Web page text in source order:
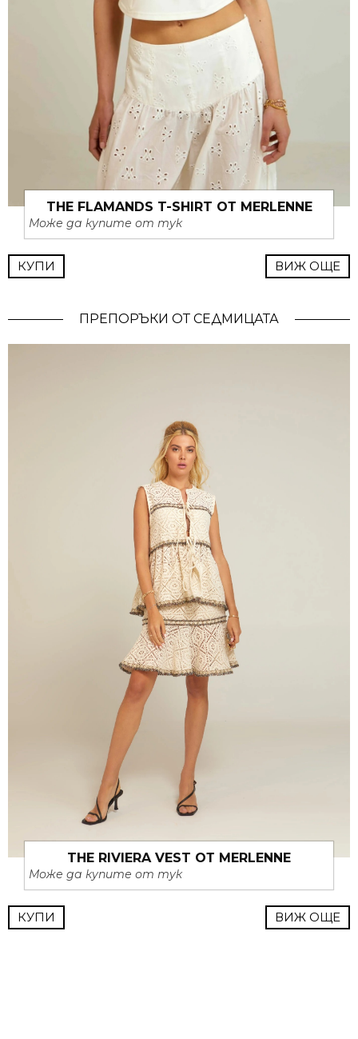
THE FLAMANDS T-SHIRT ОТ MERLENNE
Може да купите от тук
КУПИ ВИЖ ОЩЕ
ПРЕПОРЪКИ ОТ СЕДМИЦАТА
THE RIVIERA VEST ОТ MERLENNE
Може да купите от тук
КУПИ ВИЖ ОЩЕ